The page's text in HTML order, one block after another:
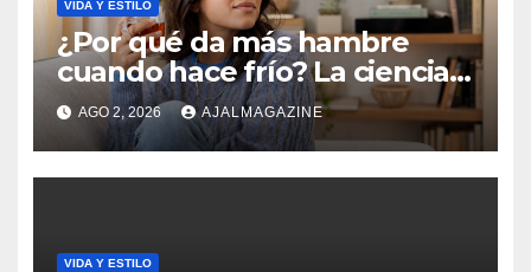
VIDA Y ESTILO
¿Por qué da más hambre
cuando hace frío? La ciencia
explica qué ocurre en el
cuerpo
AGO 2, 2026 AJALMAGAZINE
VIDA Y ESTILO